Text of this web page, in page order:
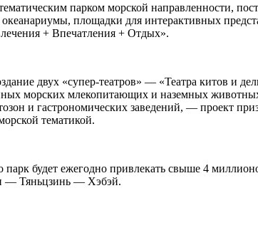
парком морской направленности,
площадки для интерактивных
+ Впечатления + Отдых».
двух «супер-театров» — «Театра китов и
морских млекопитающих и наземных
и гастрономических заведений, — проект
тематикой.
парк будет ежегодно привлекать свыше 4
— Тяньцзинь — Хэбэй.